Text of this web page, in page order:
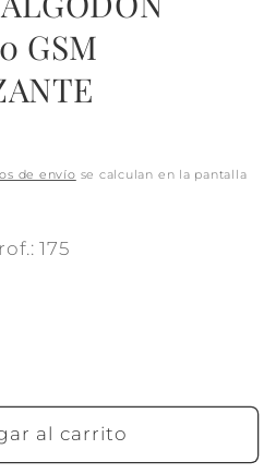
GSM
de envío se calculan en la pantalla
175
al carrito